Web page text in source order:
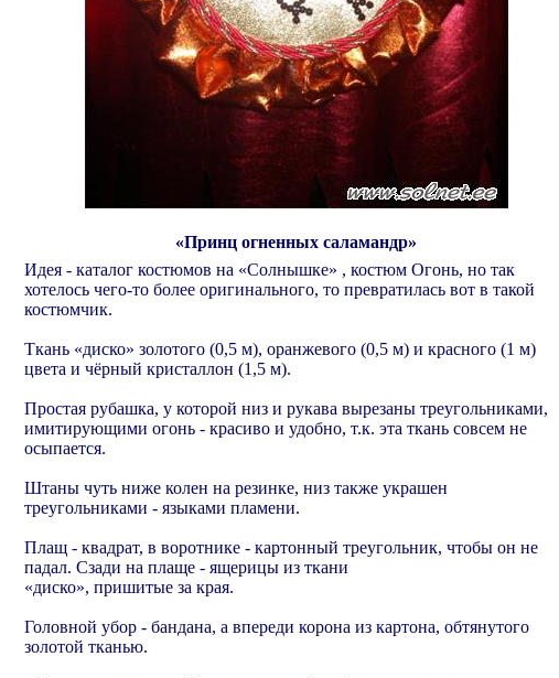
«Принц огненных саламандр»
Идея - каталог костюмов на «Солнышке» , костюм Огонь, но так
хотелось чего-то более оригинального, то превратилась вот в такой
костюмчик.
Ткань «диско» золотого (0,5 м), оранжевого (0,5 м) и красного (1 м)
цвета и чёрный кристаллон (1,5 м).
Простая рубашка, у которой низ и рукава вырезаны треугольниками,
имитирующими огонь - красиво и удобно, т.к. эта ткань совсем не
осыпается.
Штаны чуть ниже колен на резинке, низ также украшен
треугольниками - языками пламени.
Плащ - квадрат, в воротнике - картонный треугольник, чтобы он не
падал. Сзади на плаще - ящерицы из ткани
«диско», пришитые за края.
Головной убор - бандана, а впереди корона из картона, обтянутого
золотой тканью.